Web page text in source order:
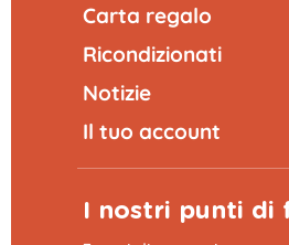
Carta regalo
Ricondizionati
Notizie
Il tuo account
I nostri punti di